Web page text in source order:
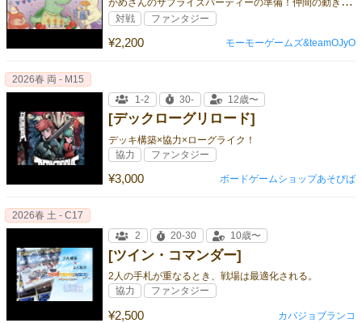
¥2,200
対戦 ファンタジー
モーモーゲームズ&teamOJyO
[デックローグリロード]
デッキ構築×協力×ローグライク！
¥3,000
2026春 両 - M15
1-2
30- 12歳〜
協力 ファンタジー
ボードゲームショップあそびば
[ツイン・コマンダー]
2人の手札が重なるとき、戦場は最適化される。
¥2,500
2026春 土 - C17
2
20-30 10歳〜
協力 ファンタジー
カバジョブランコ